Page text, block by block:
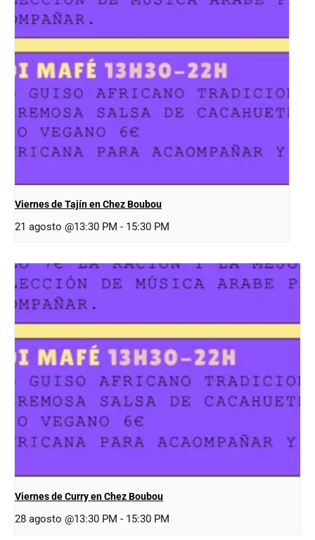
Viernes de Tajín en Chez Boubou
21 agosto @13:30 PM - 15:30 PM
Viernes de Curry en Chez Boubou
28 agosto @13:30 PM - 15:30 PM